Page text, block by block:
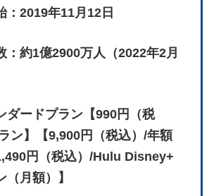
：2019年11月12日
：約1億2900万人（2022年2月
ダードプラン【990円（税
ン】【9,900円（税込）/年額
円（税込）/Hulu Disney+
月額）】